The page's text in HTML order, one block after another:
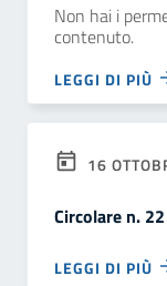
Non hai i
contenuto.
LEGGI DI PIÙ
16
Circolare n.
LEGGI DI PIÙ